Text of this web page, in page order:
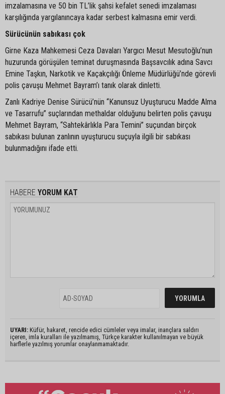
imzalamasına ve 50 bin TL’lik şahsi kefalet senedi imzalaması
karşılığında yargılanıncaya kadar serbest kalmasına emir verdi.
Sürücünün sabıkası çok
Girne Kaza Mahkemesi Ceza Davaları Yargıcı Mesut Mesutoğlu’nun
huzurunda görüşülen teminat duruşmasında Başsavcılık adına Savcı
Emine Taşkın, Narkotik ve Kaçakçılığı Önleme Müdürlüğü’nde görevli
polis çavuşu Mehmet Bayram’ı tanık olarak dinletti.
Zanlı Kadriye Denise Sürücü’nün “Kanunsuz Uyuşturucu Madde Alma
ve Tasarrufu” suçlarından methaldar olduğunu belirten polis çavuşu
Mehmet Bayram, “Sahtekârlıkla Para Temini” suçundan birçok
sabıkası bulunan zanlının uyuşturucu suçuyla ilgili bir sabıkası
bulunmadığını ifade etti.
HABERE YORUM KAT
UYARI: Küfür, hakaret, rencide edici cümleler veya imalar, inançlara saldırı
içeren, imla kuralları ile yazılmamış, Türkçe karakter kullanılmayan ve büyük
harflerle yazılmış yorumlar onaylanmamaktadır.